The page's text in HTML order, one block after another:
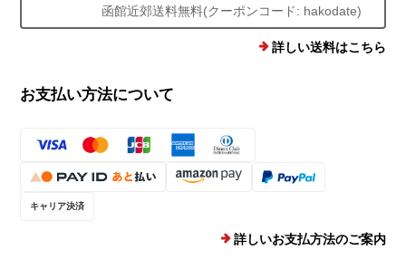
函館近郊送料無料(クーポンコード: hakodate)
詳しい送料はこちら
お支払い方法について
キャリア決済
詳しいお支払方法のご案内